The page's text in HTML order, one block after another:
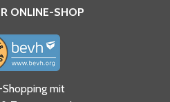
ONLINE-SHOP
mit